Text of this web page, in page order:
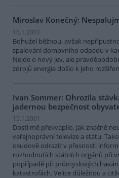
Miroslav Konečný:
16.1.2001
Bohužel běžnou, avšak
spalování domovního odpadu v
Nejde o nový jev, ale
zdrojů energie došlo k jeho
Ivan Sommer: Ohrozila
jadernou bezpečnost
15.1.2001
Dosti mě překvapilo, jak značně
veřejnoprávní televize a státu.
osudově odrazit v přesnosti
rozhodnutích státních orgánů při
popřípadě při průmyslových
katastrofách. Velice důležitou a